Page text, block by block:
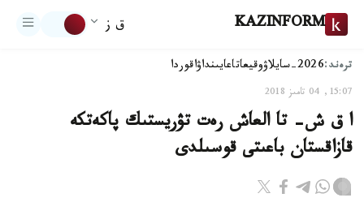
KAZINFORM ق ز
ترەند:2026-سايلاۋ وقيعاتاعايىنداۋاقوردا
15:07, 04 تامىز 2018
ا ق ش- تا العاش رەت تۋريستىك پاكەتكە
قازاقستان باعىتى قوسىلدى